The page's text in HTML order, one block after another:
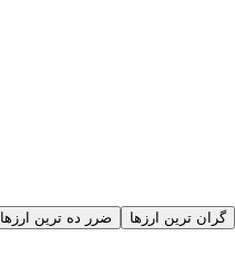
گران ترین ارزها ضرر ده ترین ارزها